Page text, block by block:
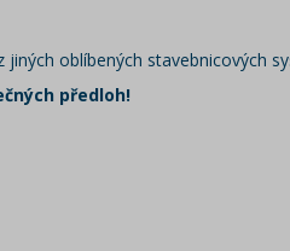
oblíbených stavebnicových
předloh!